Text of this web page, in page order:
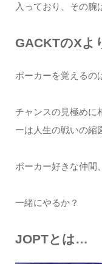
入っており、その腕
GACKTのXよ
ポーカーを覚えるの
チャンスの見極めに
ーは人生の戦いの縮
ポーカー好きな仲間
一緒にやるか？
JOPTとは…